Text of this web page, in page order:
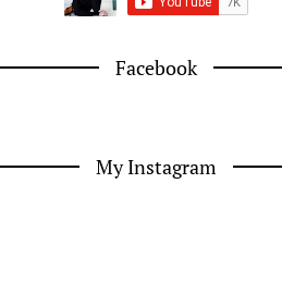
Facebook
My Instagram